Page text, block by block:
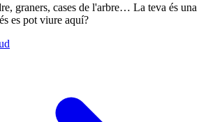
graners, cases de l'arbre… La teva és una
es pot viure aquí?